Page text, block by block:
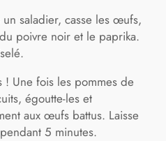
saladier, casse les œufs,
poivre noir et le paprika.
! Une fois les pommes de
égoutte-les et
aux œufs battus. Laisse
5 minutes.